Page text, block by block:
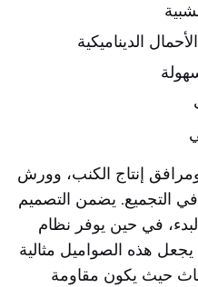
الديناميكية
إنتاج الكنب، وورش
التجميع. يضمن التصميم
في حين يوفر نظام
يجعل هذه الصواميل مثالية
حيث يكون مقاومة